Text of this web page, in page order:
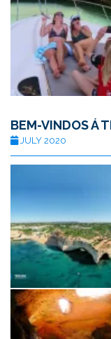
BEM-VINDOS Á
JULY 2020